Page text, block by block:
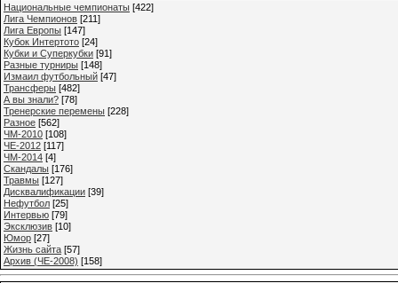
Национальные чемпионаты [422]
Лига Чемпионов [211]
Лига Европы [147]
Кубок Интертото [24]
Кубки и Суперкубки [91]
Разные турниры [148]
Измаил футбольный [47]
Трансферы [482]
А вы знали? [78]
Тренерские перемены [228]
Разное [562]
ЧМ-2010 [108]
ЧЕ-2012 [117]
ЧМ-2014 [4]
Cкандалы [176]
Травмы [127]
Дисквалификации [39]
Нефутбол [25]
Интервью [79]
Эксклюзив [10]
Юмор [27]
Жизнь сайта [57]
Архив (ЧЕ-2008) [158]